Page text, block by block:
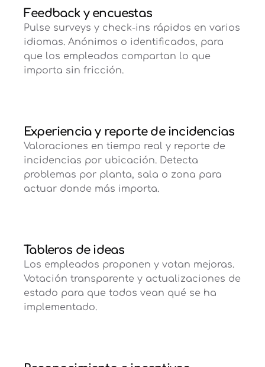
Feedback y encuestas
Pulse surveys y check-ins rápidos en varios
idiomas. Anónimos o identificados, para
que los empleados compartan lo que
importa sin fricción.
Experiencia y reporte de incidencias
Valoraciones en tiempo real y reporte de
incidencias por ubicación. Detecta
problemas por planta, sala o zona para
actuar donde más importa.
Tableros de ideas
Los empleados proponen y votan mejoras.
Votación transparente y actualizaciones de
estado para que todos vean qué se ha
implementado.